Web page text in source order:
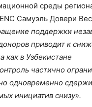
среды
Самуэль Довери
поддержки
приводит к
как в Узбекистане
частично
одновременно
инициатив снизу».